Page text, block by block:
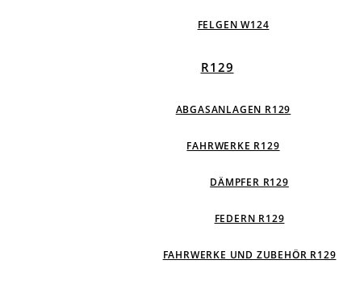
FELGEN W124
R129
ABGASANLAGEN R129
FAHRWERKE R129
DÄMPFER R129
FEDERN R129
FAHRWERKE UND ZUBEHÖR R129